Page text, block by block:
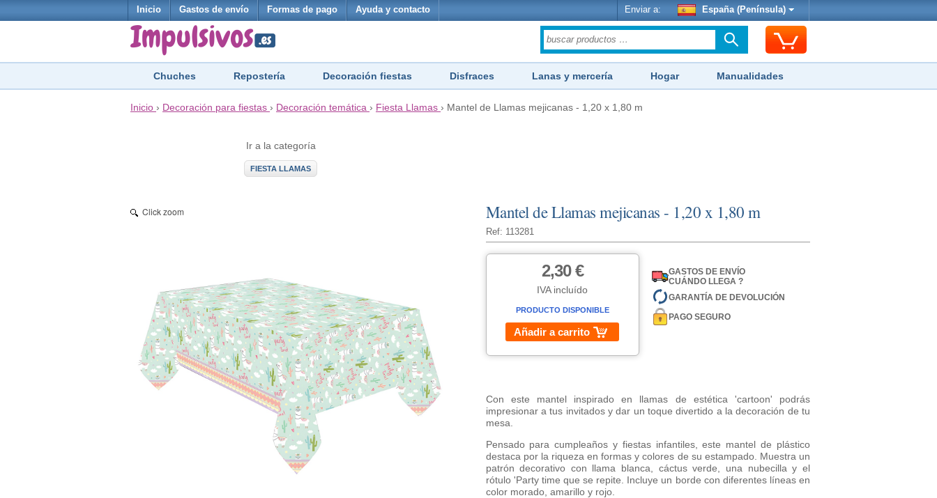
Inicio Gastos de envío Formas de pago Ayuda y contacto Enviar a: España (Península)
Chuches Repostería Decoración fiestas Disfraces Lanas y mercería Hogar Manualidades
Inicio › Decoración para fiestas › Decoración temática › Fiesta Llamas › Mantel de Llamas mejicanas - 1,20 x 1,80 m
Ir a la categoría
FIESTA LLAMAS
Mantel de Llamas mejicanas - 1,20 x 1,80 m
Ref: 113281
Click zoom
2,30 €
IVA incluído
PRODUCTO DISPONIBLE
Añadir a carrito
GASTOS DE ENVÍO
CUÁNDO LLEGA ?
GARANTÍA DE DEVOLUCIÓN
PAGO SEGURO
Con este mantel inspirado en llamas de estética 'cartoon' podrás
impresionar a tus invitados y dar un toque divertido a la decoración de tu
mesa.
Pensado para cumpleaños y fiestas infantiles, este mantel de plástico
destaca por la riqueza en formas y colores de su estampado. Muestra un
patrón decorativo con llama blanca, cáctus verde, una nubecilla y el
rótulo 'Party time que se repite. Incluye un borde con diferentes líneas en
color morado, amarillo y rojo.